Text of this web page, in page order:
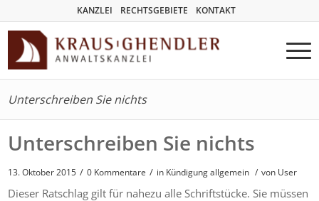
KANZLEI RECHTSGEBIETE KONTAKT
Unterschreiben Sie nichts
Unterschreiben Sie nichts
13. Oktober 2015 / 0 Kommentare / in Kündigung allgemein / von User
Dieser Ratschlag gilt für nahezu alle Schriftstücke. Sie müssen